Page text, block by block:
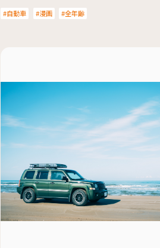
自動車 漫画 全年齢